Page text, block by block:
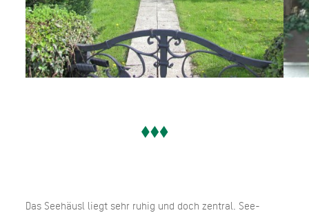
Das Seehäusl liegt sehr ruhig und doch zentral. See-